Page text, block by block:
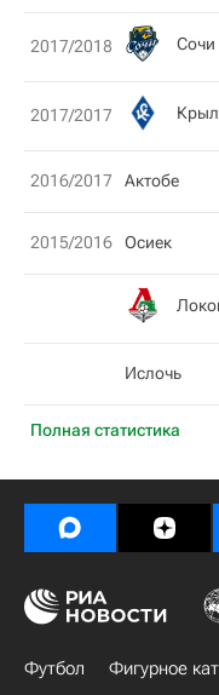
Полная статистика
2017/2018 Сочи
2017/2017
2016/2017 Актобе
2015/2016 Осиек
Ислочь
Футбол Фигурное